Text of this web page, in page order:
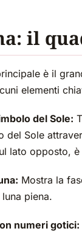
il
è il
elementi
del Sole:
Sole
lato opposto,
Mostra la
piena.
numeri gotici: